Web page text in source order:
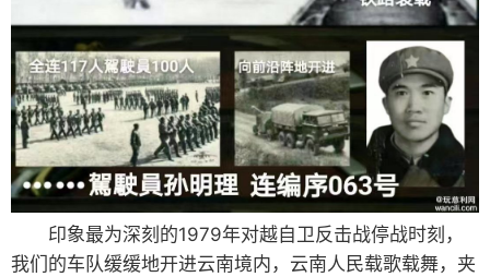
印象最为深刻的1979年对越自卫反击战停战时刻，
我们的车队缓缓地开进云南境内，云南人民载歌载舞，夹